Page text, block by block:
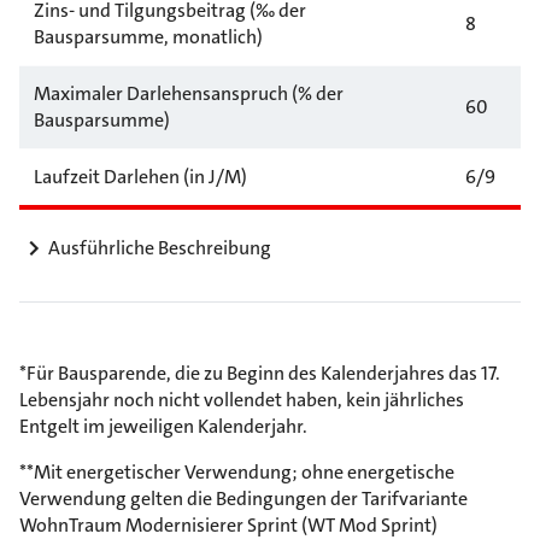
Zins- und Tilgungsbeitrag (‰ der
Bausparsumme, monatlich)
8
Maximaler Darlehensanspruch (% der
Bausparsumme)
60
Laufzeit Darlehen (in J/M) 6/9
Ausführliche Beschreibung
*Für Bausparende, die zu Beginn des Kalenderjahres das 17.
Lebensjahr noch nicht vollendet haben, kein jährliches
Entgelt im jeweiligen Kalenderjahr.
**Mit energetischer Verwendung; ohne energetische
Verwendung gelten die Bedingungen der Tarifvariante
WohnTraum Modernisierer Sprint (WT Mod Sprint)